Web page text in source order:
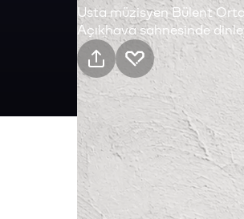
Usta müzisyen Bülent
Açıkhava sahnesinde
Pratik